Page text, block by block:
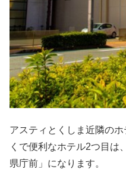
アスティとくしま近隣の
くで便利なホテル2つ目
県庁前」になります。